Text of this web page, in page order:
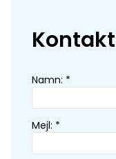
Namn: *
Mejl: *